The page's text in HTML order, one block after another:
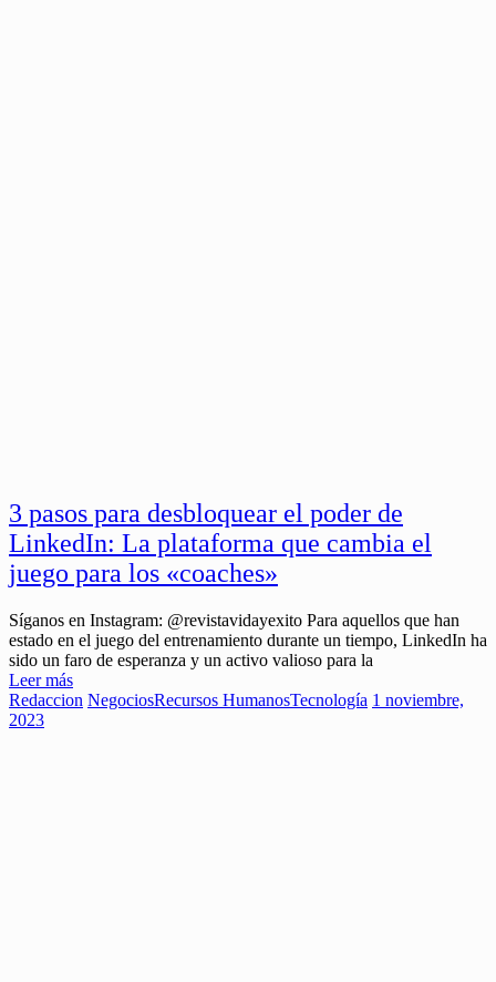
3 pasos para desbloquear el poder de
LinkedIn: La plataforma que cambia el
juego para los «coaches»
Síganos en Instagram: @revistavidayexito Para aquellos que han
estado en el juego del entrenamiento durante un tiempo, LinkedIn ha
sido un faro de esperanza y un activo valioso para la
Leer más
Redaccion NegociosRecursos HumanosTecnología 1 noviembre,
2023